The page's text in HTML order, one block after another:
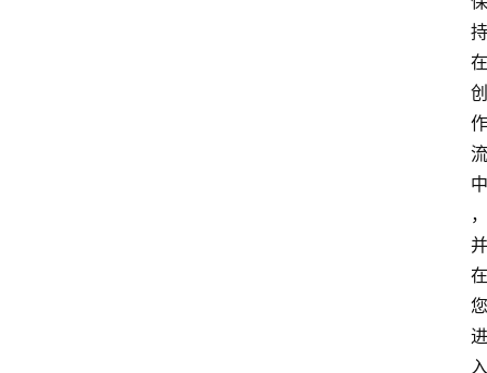
持
在
创
作
流
中
，
并
在
您
进
入